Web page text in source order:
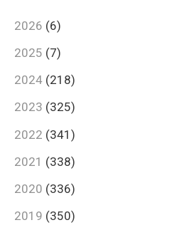
2026 (6)
2025 (7)
2024 (218)
2023 (325)
2022 (341)
2021 (338)
2020 (336)
2019 (350)